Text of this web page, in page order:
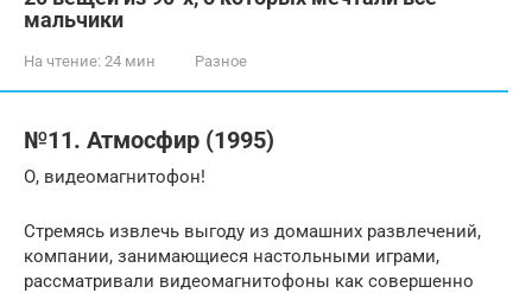
мальчики
На чтение: 24 мин Разное
№11. Атмосфир (1995)
О, видеомагнитофон!
Стремясь извлечь выгоду из домашних развлечений,
компании, занимающиеся настольными играми,
рассматривали видеомагнитофоны как совершенно